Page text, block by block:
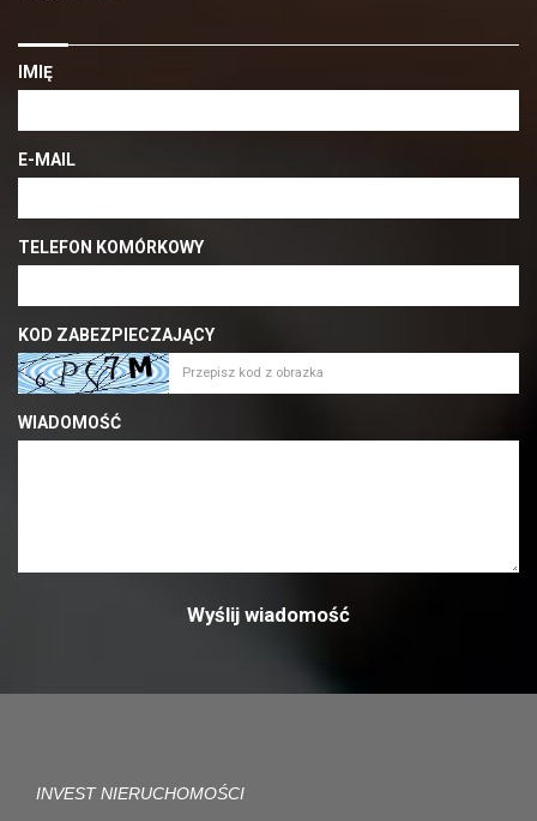
IMIĘ
E-MAIL
TELEFON KOMÓRKOWY
KOD ZABEZPIECZAJĄCY
WIADOMOŚĆ
INVEST NIERUCHOMOŚCI